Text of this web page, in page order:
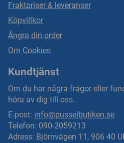
Fraktpriser & leveranser
Köpvillkor
Ångra din order
Om Cookies
Kundtjänst
Om du har några frågor eller
höra av dig till oss.
E-post: info@pusselbutiken.se
Telefon: 090-2059213
Adress: Björnvägen 11, 906 40